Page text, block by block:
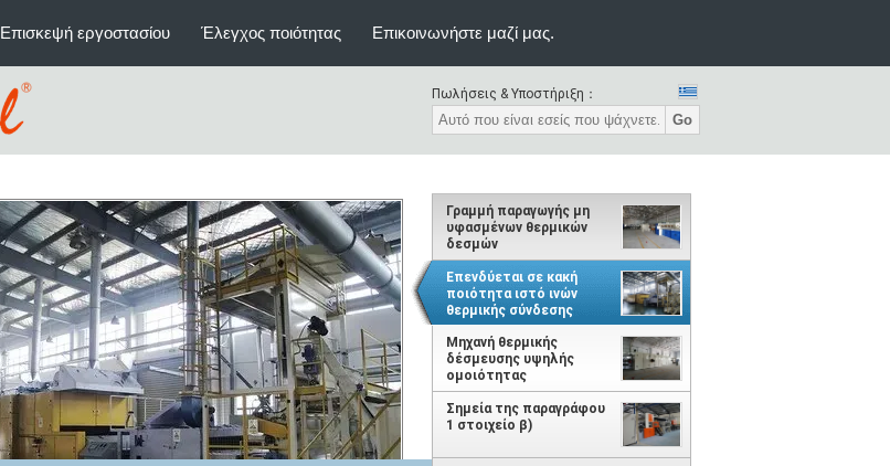
Επισκεψή εργοστασίου Έλεγχος ποιότητας Επικοινωνήστε μαζί μας.
Πωλήσεις & Υποστήριξη：
Go
Γραμμή παραγωγής μη
υφασμένων θερμικών
δεσμών
Επενδύεται σε κακή
ποιότητα ιστό ινών
θερμικής σύνδεσης
Μονάδα μονόποίησης
500kg/h - 700kg/h γραμμή
παραγωγής ινών
Μηχανή θερμικής
δέσμευσης υψηλής
ομοιότητας
Σημεία της παραγράφου
1 στοιχείο β)